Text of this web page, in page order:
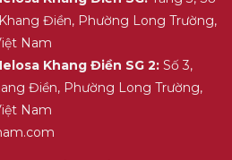
Điền, Phường Long Trường,
Nam
Khang Điền SG 2:Số 3,
Điền, Phường Long Trường,
Nam